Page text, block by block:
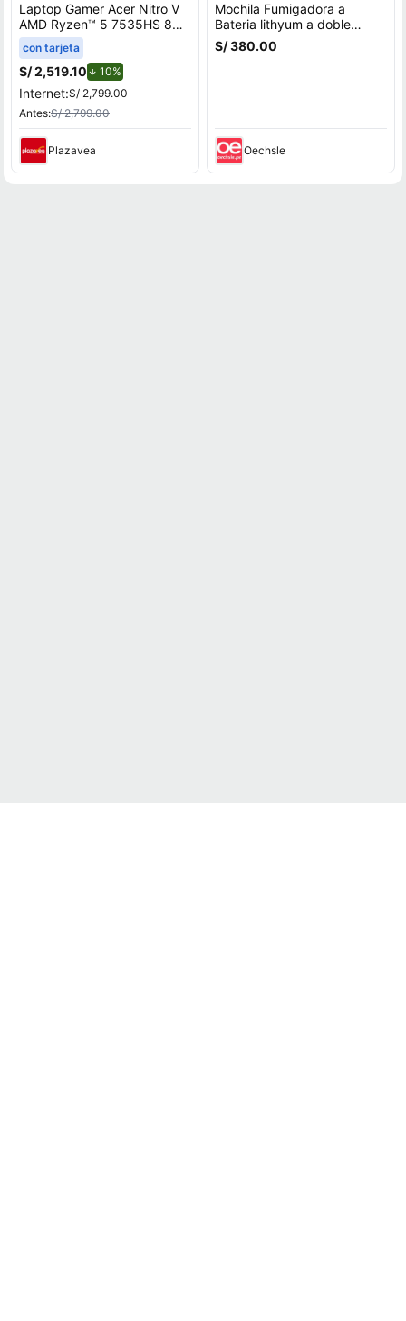
Laptop Gamer Acer Nitro V
AMD Ryzen™ 5 7535HS 8GB
RAM 512GB SSD 15.6"" RTX
3050
con tarjeta
S/ 2,519.10 10%
Internet:S/ 2,799.00
Antes:S/ 2,799.00
Plazavea
Mochila Fumigadora a
Bateria lithyum a doble
bomba
S/ 380.00
Oechsle